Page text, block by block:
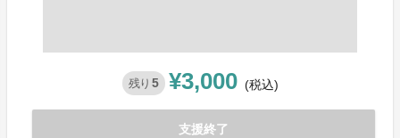
残り 5 ¥3,000 (税込)
支援終了